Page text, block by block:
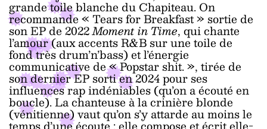
grande toile blanche du Chapiteau. On
recommande « Tears for Breakfast » sortie de
son EP de 2022Moment in Time, qui chante
l’amour (aux accents R&B sur une toile de
fond très drum’n’bass) et l’énergie
communicative de « Popstar shit. », tirée de
son dernier EP sorti en 2024 pour ses
influences rap indéniables (qu’on a écouté en
boucle). La chanteuse à la crinière blonde
(vénitienne) vaut qu’on s’y attarde au moins le